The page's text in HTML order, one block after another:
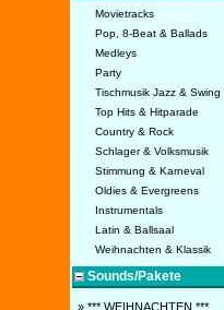
Movietracks
Pop, 8-Beat & Ballads
Medleys
Party
Tischmusik Jazz & Swing
Top Hits & Hitparade
Country & Rock
Schlager & Volksmusik
Stimmung & Karneval
Oldies & Evergreens
Instrumentals
Latin & Ballsaal
Weihnachten & Klassik
Sounds/Pakete
» *** WEIHNACHTEN ***